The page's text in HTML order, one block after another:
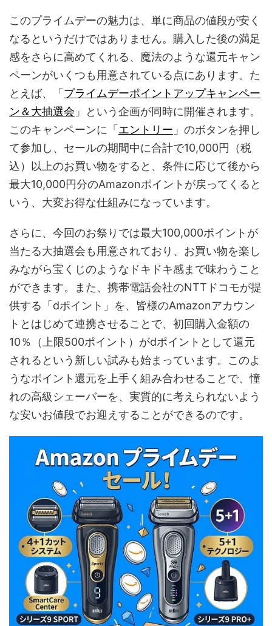
このプライムデーの魅力は、単に商品の値段が安く
なるというだけではありません。購入した後の満足
感をさらに高めてくれる、魔法のような還元キャン
ペーンがいくつも用意されている点にあります。た
とえば、「 プライムデーポイントアップキャンペー
ン＆大抽選会 」という企画が同時に開催されます。
このキャンペーンに「 エントリー 」のボタンを押し
て参加し、セールの期間中に合計で10,000円（税
込）以上のお買い物をすると、条件に応じて後から
最大10,000円分のAmazonポイントが戻ってくると
いう、大変お得な仕組みになっています。
さらに、今回のお祭りでは最大100,000ポイントが
当たる大抽選会も用意されており、お買い物を楽し
みながら宝くじのようなドキドキ感まで味わうこと
ができます。また、携帯電話会社のNTTドコモが提
供する「dポイント」を、皆様のAmazonアカウン
トとはじめて連携させることで、初回購入金額の
10％（上限500ポイント）がdポイントとして還元
されるという新しい試みも始まっています。このよ
うなポイント還元を上手く組み合わせることで、憧
れの高級シェーバーを、実質的に考えられないよう
な安いお値段でお迎えすることができるのです。